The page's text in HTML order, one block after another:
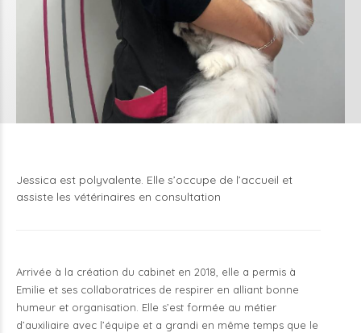
Jessica est polyvalente. Elle s’occupe de l’accueil et
assiste les vétérinaires en consultation
Arrivée à la création du cabinet en 2018, elle a permis à
Emilie et ses collaboratrices de respirer en alliant bonne
humeur et organisation. Elle s’est formée au métier
d’auxiliaire avec l’équipe et a grandi en même temps que le